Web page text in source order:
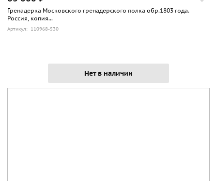
Гренадерка Московского гренадерского полка обр.1803 года.
Россия, копия...
Артикул: 110968-530
Нет в наличии